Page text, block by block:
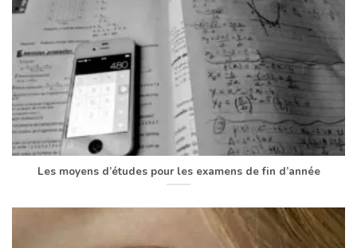
Les moyens d’études pour les examens de fin d’année